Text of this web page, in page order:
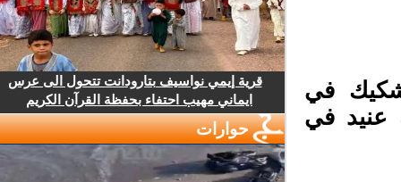
في
عنيد في
قرية إيمي نواسيف بتارودانت تتحول الى عرس
ايماني مهيب احتفاء بحفظة القرآن الكريم
حوارات